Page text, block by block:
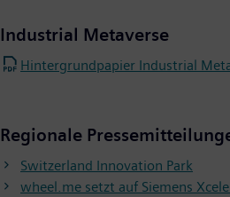
Industrial Metaverse
Hintergrundpapier Industrial
Regionale
Switzerland Innovation Park
wheel.me setzt auf Siemens